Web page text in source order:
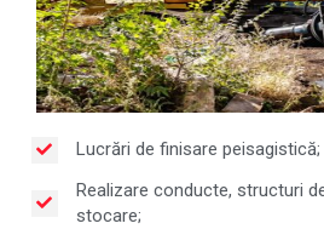
Lucrări de finisare peisagistică;
Realizare conducte, structuri
stocare;